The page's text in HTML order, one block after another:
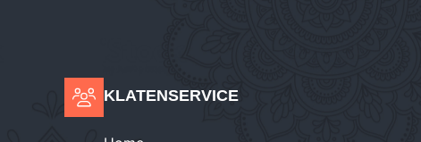
KLATENSERVICE